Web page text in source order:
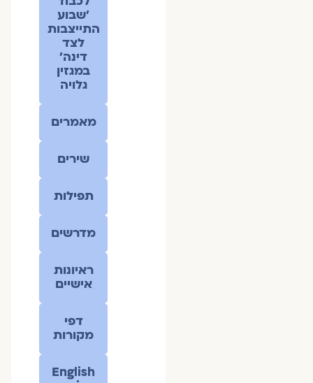
׳שבוע
התייצבות
לצד
דינה׳
במגזין
גלויה
מאמרים
שירים
תפילות
מדרשים
ראיונות
אישיים
דפי
מקורות
English